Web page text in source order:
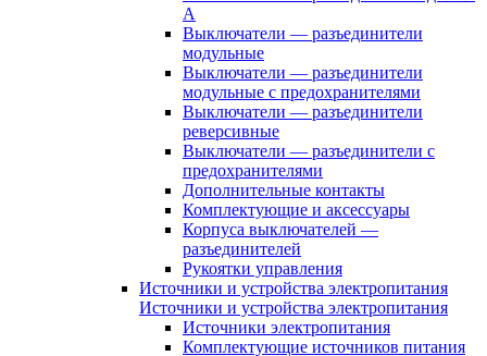
А
Выключатели — разъединители
модульные
Выключатели — разъединители
модульные с предохранителями
Выключатели — разъединители
реверсивные
Выключатели — разъединители с
предохранителями
Дополнительные контакты
Комплектующие и аксессуары
Корпуса выключателей —
разъединителей
Рукоятки управления
Источники и устройства электропитания
Источники и устройства электропитания
Источники электропитания
Комплектующие источников питания